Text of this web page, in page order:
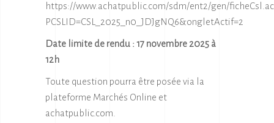
https://www.achatpublic.com/sdm/ent2/gen/
PCSLID=CSL_2025_n0_JDJgNQ6&ongletActif=2
Date limite de rendu : 17 novembre 2025 à
12h
Toute question pourra être posée via la
plateforme Marchés Online et
achatpublic.com.